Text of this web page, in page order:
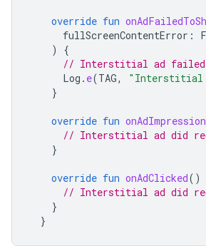
override fun
fullScreenContentError :
)
{
// Interstitial ad failed
Log . e(TAG, "Interstitial
}
override fun onAdImpression
// Interstitial ad did
}
override fun onAdClicked()
// Interstitial ad did
}
}